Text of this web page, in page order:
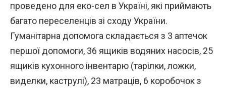
проведено для еко-сел в Україні, які приймають
багато переселенців зі сходу України.
Гуманітарна допомога складається з 3 аптечок
першої допомоги, 36 ящиків водяних насосів, 25
ящиків кухонного інвентарю (тарілки, ложки,
виделки, каструлі), 23 матраців, 6 коробочок з